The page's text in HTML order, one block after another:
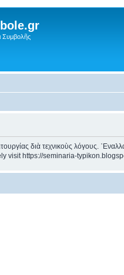
Συμβολῆς
διὰ τεχνικοὺς λόγους.
visit https://seminaria-